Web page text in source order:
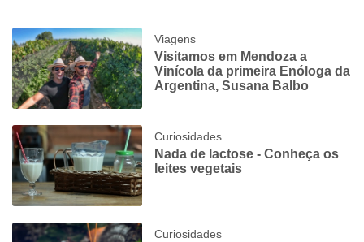
Viagens
Visitamos em Mendoza a
Vinícola da primeira Enóloga da
Argentina, Susana Balbo
Curiosidades
Nada de lactose - Conheça os
leites vegetais
Curiosidades